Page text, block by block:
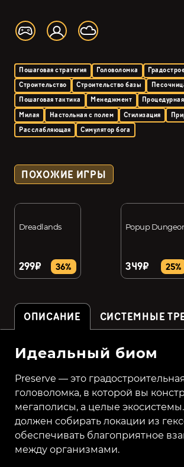
Пошаговая стратегия Головоломка
Строительство
Строительство базы
Пошаговая тактика
Менеджмент
Милая
Настольная с полем Стилизация
Расслабляющая
Симулятор бога
ПОХОЖИЕ ИГРЫ
Dreadlands
299₽ 36%
Popup
349₽ 25%
ОПИСАНИЕ СИСТЕМНЫЕ
Идеальный биом
Preserve — это градостроительная
головоломка, в которой вы
мегаполисы, а целые
должен собирать локации из
обеспечивать благоприятное
между организмами.